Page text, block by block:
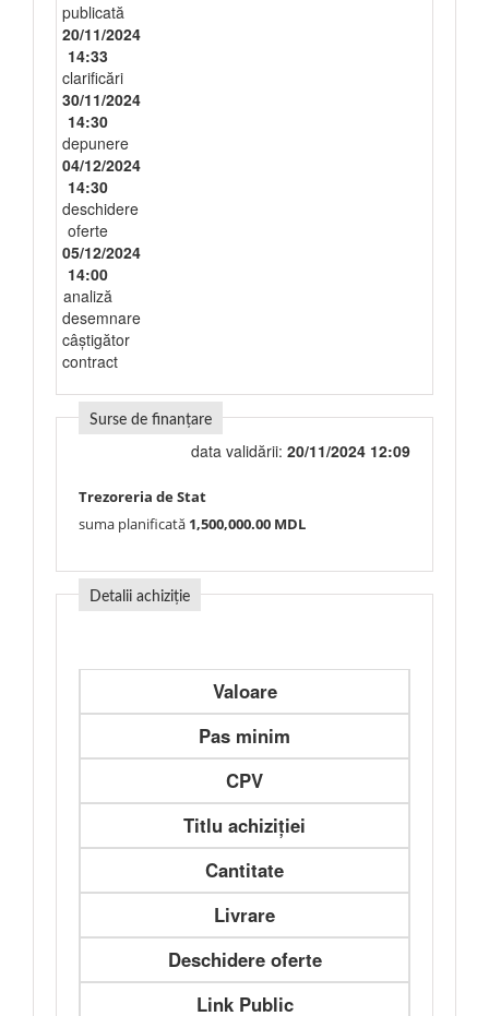
publicată
20/11/2024
14:33
clarificări
30/11/2024
14:30
depunere
04/12/2024
14:30
deschidere
oferte
05/12/2024
14:00
analiză
desemnare
câștigător
contract
Surse de finanțare
data validării: 20/11/2024 12:09
Trezoreria de Stat
suma planificată 1,500,000.00 MDL
Detalii achiziție
Valoare
Pas minim
CPV
Titlu achiziției
Cantitate
Livrare
Deschidere oferte
Link Public